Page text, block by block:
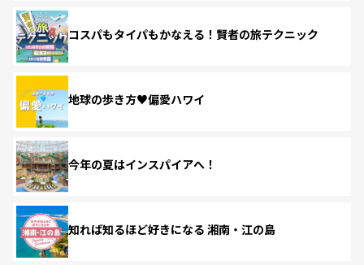
コスパもタイパもかなえる！賢者の旅テクニック
地球の歩き方♥偏愛ハワイ
今年の夏はインスパイアへ！
知れば知るほど好きになる 湘南・江の島